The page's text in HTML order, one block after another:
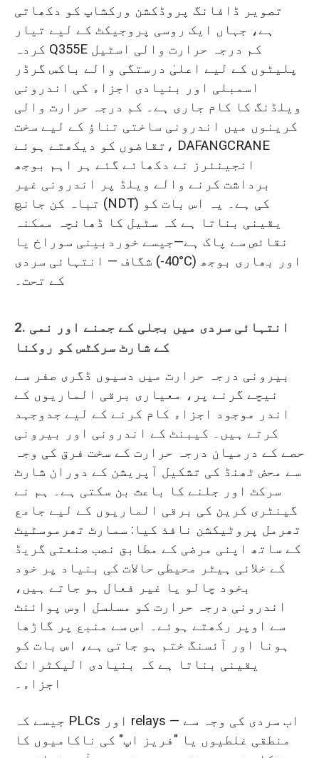
تصویر ڈافانگ پروڈکشن ورکشاپ کو دکھاتی
ہے، جہاں ایک روسی پروجیکٹ کے لیے تیار
کردہ Q355E کم درجہ حرارت والی اسٹیل
پلیٹوں کے لیے اعلیٰ درستگی والے باکس گرڈر
اسمبلی اور بنیادی اجزاء کی اندرونی
ویلڈنگ کا کام جاری ہے۔ کم درجہ حرارت والی
کرینوں میں اندرونی ساختی تناؤ کے لیے سخت
تقاضوں کو دیکھتے ہوئے، DAFANGCRANE
انجینئرز نے دکھائے گئے ہر اہم بوجھ
برداشت کرنے والے ویلڈ پر اندرونی غیر
تباہ کن جانچ (NDT) کی ہے۔ یہ اس بات کو
یقینی بناتا ہے کہ سٹیل کا ڈھانچہ ممکنہ
نقائص سے پاک ہے—جیسے خوردبینی سوراخ یا
شگاف — انتہائی سردی (-40°C) اور بھاری بوجھ
کے تحت۔
2. انتہائی سردی میں بجلی کے جمنے اور نمی
کے شارٹ سرکٹس کو روکنا
بیرونی درجہ حرارت میں دسیوں ڈگری صفر سے
نیچے گرنے پر، معیاری برقی الماریوں کے
اندر موجود اجزاء کام کرنے کے لیے جدوجہد
کرتے ہیں۔ کیبنٹ کے اندرونی اور بیرونی
حصے کے درمیان درجہ حرارت کے سخت فرق کی وجہ
سے محض ٹھنڈ کی تشکیل آپریشن کے دوران شارٹ
سرکٹ اور جلنے کا باعث بن سکتی ہے۔ ہم نے
گینٹری کرین کی برقی الماریوں کے لیے جامع
تھرمل پروٹیکشن نافذ کیا: سمارٹ تھرموسٹیٹ
کے ساتھ اپنی مرضی کے مطابق نصب صنعتی گریڈ
کے خلائی ہیٹر محیطی حالات کی بنیاد پر خود
بخود چالو یا غیر فعال ہو جاتے ہیں،
اندرونی درجہ حرارت کو مسلسل اوس پوائنٹ
سے اوپر رکھتے ہوئے۔ اس سے منبع پر گاڑھا
ہونا اور آئسنگ ختم ہو جاتی ہے، اس بات کو
یقینی بناتا ہے کہ بنیادی الیکٹرانک
اجزاء۔
جیسے کہ PLCs اور relays — اب سردی کی وجہ سے
منطقی غلطیوں یا "فریز اپ" کی ناکامیوں کا